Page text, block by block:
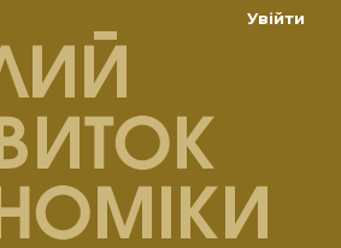
Увійти